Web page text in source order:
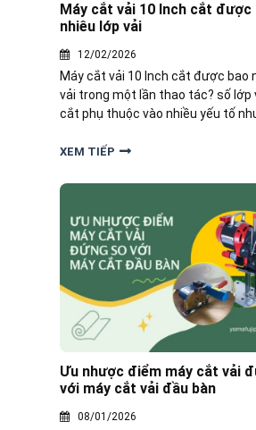
Máy cắt vải 10 Inch cắt được
nhiêu lớp vải
12/02/2026
Máy cắt vải 10 Inch cắt được bao
vải trong một lần thao tác? số lớp
cắt phụ thuộc vào nhiều yếu tố
Yamafuji sẽ giải đáp cho bạn.
XEM TIẾP
Ưu nhược điểm máy cắt vải
với máy cắt vải đầu bàn
08/01/2026